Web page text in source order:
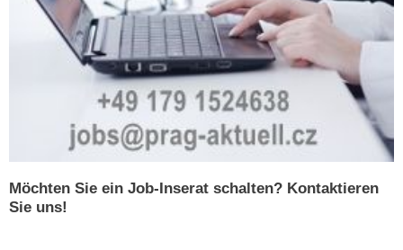
Möchten Sie ein Job-Inserat schalten? Kontaktieren
Sie uns!